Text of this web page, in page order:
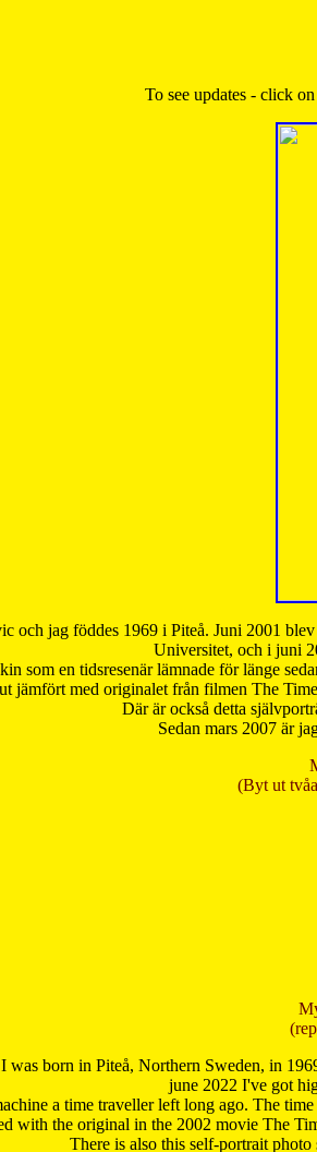
To see updates - click
och jag föddes 1969 i Piteå. Juni 2001
Universitet, och i juni
som en tidsresenär lämnade för länge
jämfört med originalet från filmen The
Där är också detta
Sedan mars 2007 är
(Byt ut
was born in Piteå, Northern Sweden, in
june 2022 I've got
a time traveller left long ago. The
with the original in the 2002 movie The
There is also this self-portrait